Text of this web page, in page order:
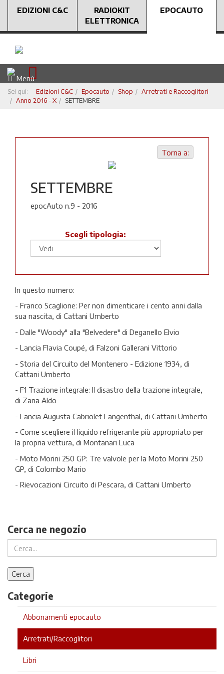
EDIZIONI C&C
RADIOKIT
ELETTRONICA
EPOCAUTO
Menù
Sei qui: Edizioni C&C Epocauto Shop
Arretrati e Raccoglitori
Anno 2016 - X
SETTEMBRE
Torna a:
SETTEMBRE
epocAuto n.9 - 2016
Scegli tipologia:
In questo numero:
- Franco Scaglione: Per non dimenticare i cento anni dalla
sua nascita, di Cattani Umberto
- Dalle "Woody" alla "Belvedere" di Deganello Elvio
- Lancia Flavia Coupé, di Falzoni Gallerani Vittorio
- Storia del Circuito del Montenero - Edizione 1934, di
Cattani Umberto
- F1 Trazione integrale: Il disastro della trazione integrale,
di Zana Aldo
- Lancia Augusta Cabriolet Langenthal, di Cattani Umberto
- Come scegliere il liquido refrigerante più appropriato per
la propria vettura, di Montanari Luca
- Moto Morini 250 GP: Tre valvole per la Moto Morini 250
GP, di Colombo Mario
- Rievocazioni Circuito di Pescara, di Cattani Umberto
Cerca ne negozio
Categorie
Abbonamenti epocauto
Arretrati/Raccoglitori
Libri